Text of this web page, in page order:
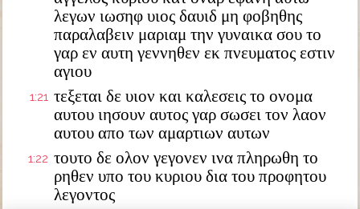
λεγων ιωσηφ υιος δαυιδ μη φοβηθης
παραλαβειν μαριαμ την γυναικα σου το
γαρ εν αυτη γεννηθεν εκ πνευματος εστιν
αγιου
1:21 τεξεται δε υιον και καλεσεις το ονομα
αυτου ιησουν αυτος γαρ σωσει τον λαον
αυτου απο των αμαρτιων αυτων
1:22 τουτο δε ολον γεγονεν ινα πληρωθη το
ρηθεν υπο του κυριου δια του προφητου
λεγοντος